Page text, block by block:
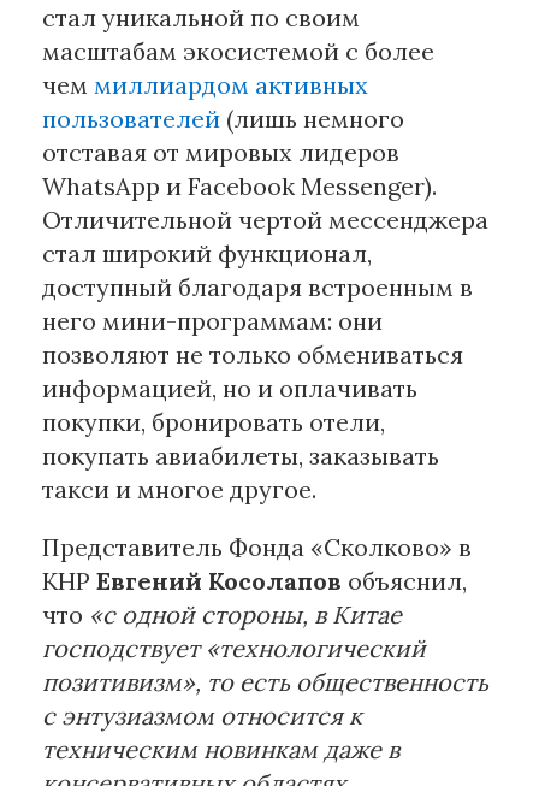
стал уникальной по своим
масштабам экосистемой с более
чем миллиардом активных
пользователей (лишь немного
отставая от мировых лидеров
WhatsApp и Facebook Messenger).
Отличительной чертой мессенджера
стал широкий функционал,
доступный благодаря встроенным в
него мини-программам: они
позволяют не только обмениваться
информацией, но и оплачивать
покупки, бронировать отели,
покупать авиабилеты, заказывать
такси и многое другое.
Представитель Фонда «Сколково» в
КНР Евгений Косолапов объяснил,
что «с одной стороны, в Китае
господствует «технологический
позитивизм», то есть общественность
с энтузиазмом относится к
техническим новинкам даже в